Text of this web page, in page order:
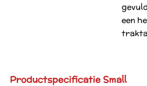
een
Productspecificatie Small